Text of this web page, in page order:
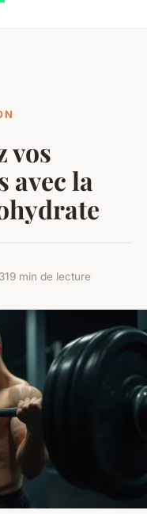
vos
avec la
9 min de lecture